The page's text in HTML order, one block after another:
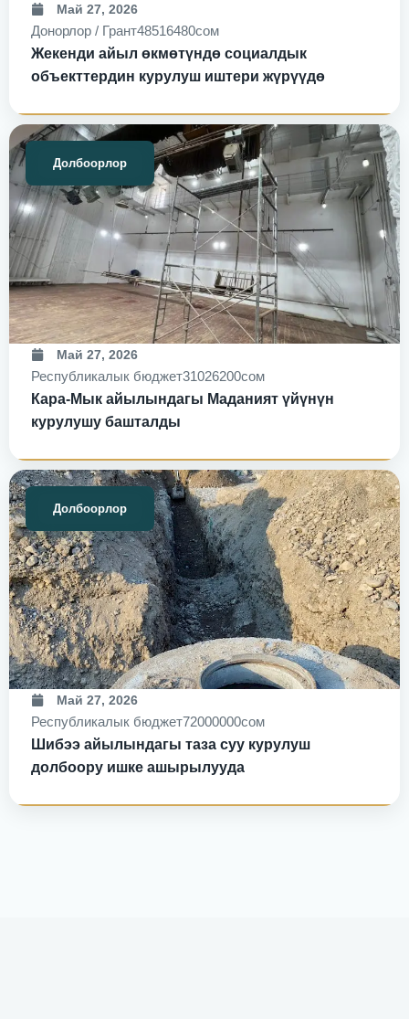
Май 27, 2026
Донорлор / Грант48516480сом
Жекенди айыл өкмөтүндө социалдык
объекттердин курулуш иштери жүрүүдө
Долбоорлор
Май 27, 2026
Республикалык бюджет31026200сом
Кара-Мык айылындагы Маданият үйүнүн
курулушу башталды
Долбоорлор
Май 27, 2026
Республикалык бюджет72000000сом
Шибээ айылындагы таза суу курулуш
долбоору ишке ашырылууда